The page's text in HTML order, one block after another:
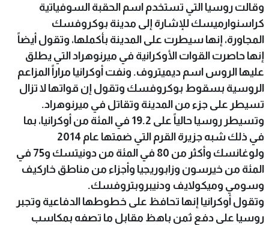
وقالت روسيا التي تستخدم اسم الحقبة السوفياتية
كراسنوارميسك للإشارة إلى مدينة بوكروفسك
المجاورة، إنها سيطرت على المدينة بأكملها، وتقول أيضاً
إنها حاصرت القوات الأوكرانية في ميرنوهراد التي يطلق
عليها الروس اسم ديميتروف. ونفت أوكرانيا مراراً المزاعم
الروسية بسقوط بوكروفسك وتقول إن قواتها لا تزال
تسيطر على جزء من المدينة وتقاتل في ميرنوهراد.
وتسيطر روسيا حالياً على 19.2 في المئة من أوكرانيا، بما
في ذلك شبه جزيرة القرم التي ضمتها عام 2014
ولوغانسك وأكثر من 80 في المئة من دونيتسك و75 في
المئة من خيرسون وزابوريجيا وأجزاء من مناطق خاركيف
وسومي وميكولايف ودنيبروبتروفسك.
وتقول أوكرانيا إنها تحافظ على خطوطها الدفاعية وتجبر
روسيا على دفع ثمن باهظ مقابل ما تصفه بمكاسب